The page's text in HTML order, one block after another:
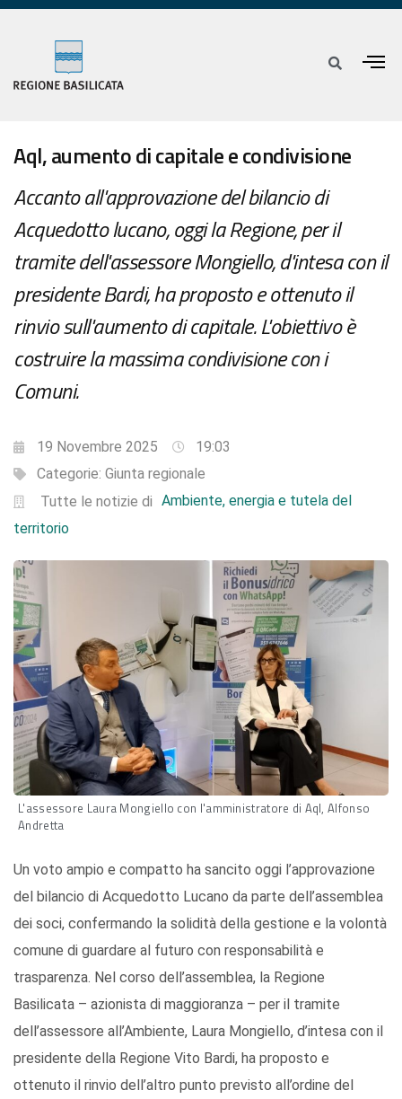
Aql, aumento di capitale e condivisione
Accanto all'approvazione del bilancio di
Acquedotto lucano, oggi la Regione, per il
tramite dell'assessore Mongiello, d'intesa con il
presidente Bardi, ha proposto e ottenuto il
rinvio sull'aumento di capitale. L'obiettivo è
costruire la massima condivisione con i
Comuni.
19 Novembre 2025
19:03
Categorie: Giunta regionale
Tutte le notizie di Ambiente, energia e tutela del
territorio
L'assessore Laura Mongiello con l'amministratore di Aql, Alfonso
Andretta
Un voto ampio e compatto ha sancito oggi l’approvazione
del bilancio di Acquedotto Lucano da parte dell’assemblea
dei soci, confermando la solidità della gestione e la volontà
comune di guardare al futuro con responsabilità e
trasparenza. Nel corso dell’assemblea, la Regione
Basilicata – azionista di maggioranza – per il tramite
dell’assessore all’Ambiente, Laura Mongiello, d’intesa con il
presidente della Regione Vito Bardi, ha proposto e
ottenuto il rinvio dell’altro punto previsto all’ordine del